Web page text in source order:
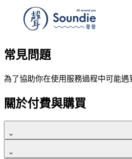
常見問題
為了協助你在使用服務過程中可能
關於付費與購買